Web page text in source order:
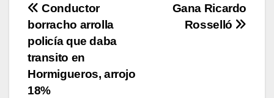
Navegación
de
entradas
Gana Ricardo
Rosselló
Conductor
borracho arrolla
policía que daba
transito en
Hormigueros, arrojo
18%